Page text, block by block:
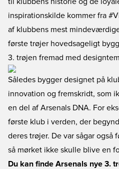
inspirationskilde kommer fra
af klubbens mest
første trøjer hovedsageligt
3. trøjen fremad med
Således bygger designet på
innovation og fremskridt, som
en del af Arsenals DNA. For
første klub i verden, der
deres trøjer. De var sågar også
så mørket ikke skulle blive en
Du kan finde Arsenals nye 3.